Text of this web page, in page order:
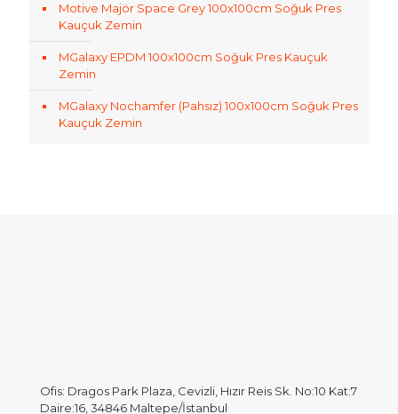
Motive Majör Space Grey 100x100cm Soğuk Pres
Kauçuk Zemin
MGalaxy EPDM 100x100cm Soğuk Pres Kauçuk
Zemin
MGalaxy Nochamfer (Pahsız) 100x100cm Soğuk Pres
Kauçuk Zemin
Ofis: Dragos Park Plaza, Cevizli, Hızır Reis Sk. No:10 Kat:7
Daire:16, 34846 Maltepe/İstanbul